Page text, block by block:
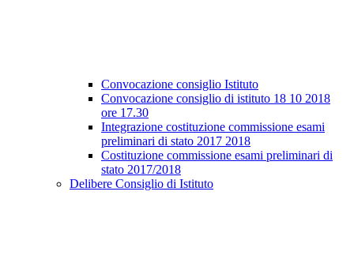
Convocazione consiglio Istituto
Convocazione consiglio di istituto 18 10 2018
ore 17.30
Integrazione costituzione commissione esami
preliminari di stato 2017 2018
Costituzione commissione esami preliminari di
stato 2017/2018
Delibere Consiglio di Istituto